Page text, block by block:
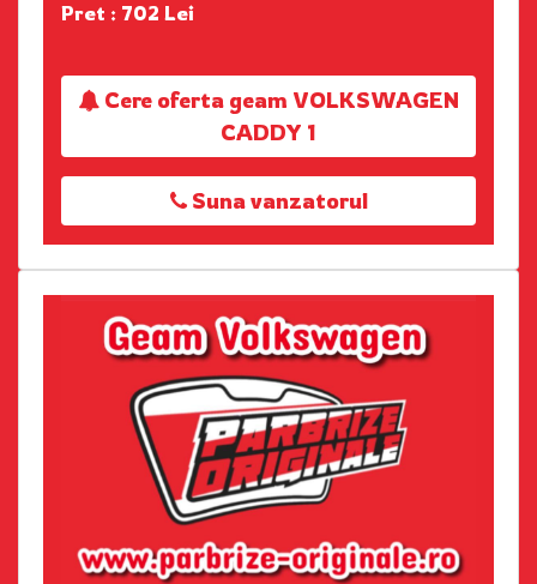
Pret : 702 Lei
Cere oferta geam VOLKSWAGEN
CADDY 1
Suna vanzatorul